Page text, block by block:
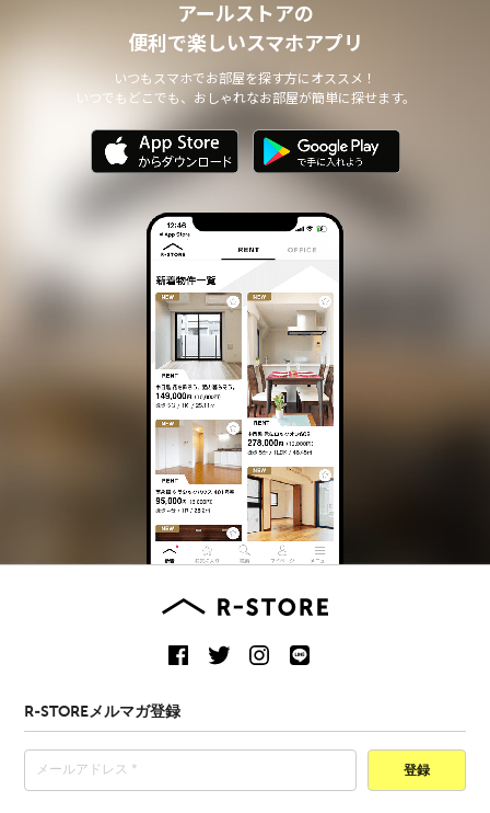
アールストアの
便利で楽しいスマホアプリ
いつもスマホでお部屋を探す方にオススメ！
いつでもどこでも、おしゃれなお部屋が簡単に探せます。
R-STOREメルマガ登録
登録